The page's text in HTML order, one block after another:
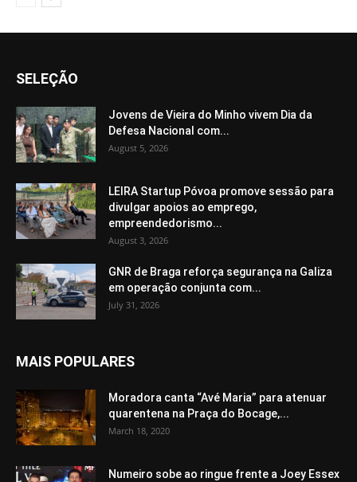
SELEÇÃO
Jovens de Vieira do Minho vivem Dia da
Defesa Nacional com...
August 5, 2026
LEIRA Startup Póvoa promove sessão para
divulgar apoios ao emprego,
empreendedorismo...
August 3, 2026
GNR de Braga reforça segurança na Galiza
em operação conjunta com...
July 31, 2026
MAIS POPULARES
Moradora canta “Avé Maria” para atenuar
quarentena na Praça do Bocage,...
March 18, 2020
Numeiro sobe ao ringue frente a Joey Essex